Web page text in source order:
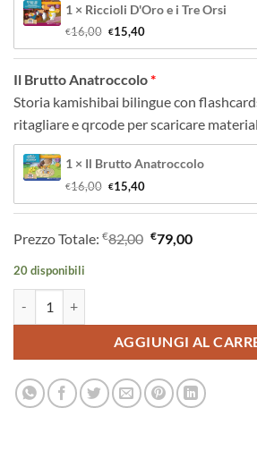
1 × Riccioli D'Oro e i Tre Orsi
€16,00 Il
prezzo
originale
era:
€15,40Il
prezzo
attuale
è:
Il Brutto Anatroccolo
Storia kamishibai bilingue con
ritagliare e qrcode per scaricare
1 × Il Brutto Anatroccolo
€16,00 Il
prezzo
originale
era:
€16,00.
€15,40Il
prezzo
attuale
è:
€15,40.
Prezzo Totale: €82,00 €79,00
20 disponibili
AGGIUNGI AL